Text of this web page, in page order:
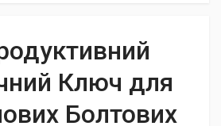
Ключ для
Болтових